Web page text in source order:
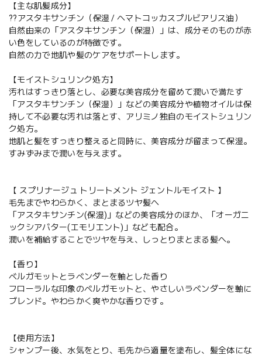
【主な肌髪成分】
??アスタキサンチン（保湿 / ヘマトコッカスプルビアリス油）
自然由来の「アスタキサンチン（保湿）」は、成分そのものが赤
い色をしているのが特徴です。
自然の力で地肌や髪のケアをサポートします。
【モイストシュリンク処方】
汚れはすっきり落とし、必要な美容成分を留めて潤いで満たす
「アスタキサンチン（保湿）」などの美容成分や植物オイルは保
持して不必要な汚れは落とす、アリミノ独自のモイストシュリン
ク処方。
地肌と髪をすっきり整えると同時に、美容成分が留まって保湿。
すみずみまで潤いを与えます。
【 スプリナージュ トリートメント ジェントルモイスト 】
毛先までやわらかく、まとまるツヤ髪へ
「アスタキサンチン(保湿)」などの美容成分のほか、「オーガニ
ックシアバター(エモリエント)」なども配合。
潤いを補給することでツヤを与え、しっとりまとまる髪へ。
【香り】
ベルガモットとラベンダーを軸とした香り
フローラルな印象のベルガモットと、やさしいラベンダーを軸に
ブレンド。やわらかく爽やかな香りです。
【使用方法】
シャンプー後、水気をとり、毛先から適量を塗布し、髪全体にな